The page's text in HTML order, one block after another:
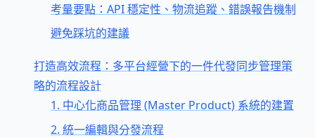
考量要點：API 穩定性、物流追蹤、錯誤報告機制
避免踩坑的建議
打造高效流程：多平台經營下的一件代發同步管理策
略的流程設計
1. 中心化商品管理 (Master Product) 系統的建置
2. 統一編輯與分發流程